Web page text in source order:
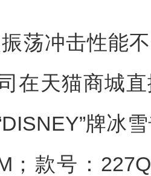
荡冲击性能
在天猫商城
牌冰
；款号：